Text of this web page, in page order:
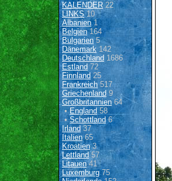
KALENDER22
LINKS10
Albanien1
Belgien164
Bulgarien 5
Dänemark142
Deutschland 1686
Estland 72
Finnland 25
Frankreich517
Griechenland9
Großbritannien64
• England58
•Schottland6
Irland 37
Italien65
Kroatien3
Lettland57
Litauen41
Luxemburg75